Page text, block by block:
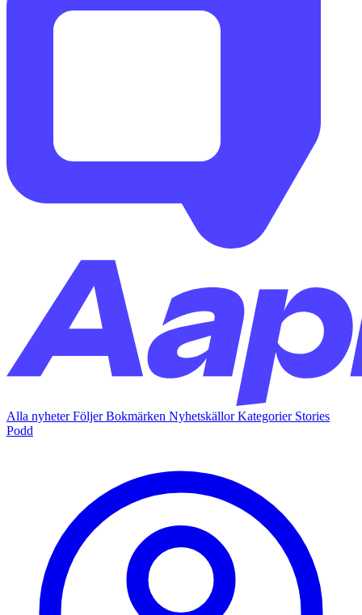
Alla nyheterFöljerBokmärken NyhetskällorKategorier Stories
Podd